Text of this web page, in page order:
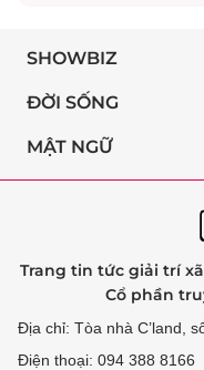
SHOWBIZ
ĐỜI SỐNG
MẬT NGỮ
Trang tin tức giải trí
Cổ phần
Địa chỉ: Tòa nhà C’land,
Điện thoại: 094 388 8166